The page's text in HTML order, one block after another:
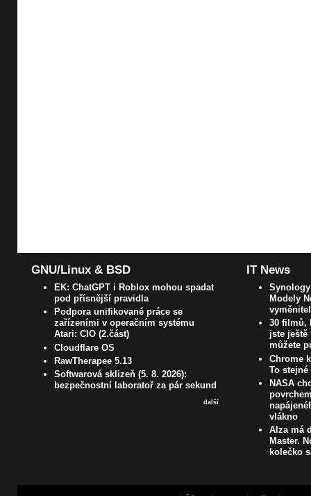
GNU/Linux & BSD
EK: ChatGPT i Roblox mohou spadat
pod přísnější pravidla
Podpora unifikované práce se
zařízeními v operačním systému
Atari: CIO (2.část)
Cloudflare OS
RawTherapee 5.13
Softwarová sklizeň (5. 8. 2026):
bezpečnostní laboratoř za pár sekund
další
IT News
Modely
30 filmů,
jste ještě
můžete
Chrome
To
NASA
vlákno
Alza má
Master.
kolečko